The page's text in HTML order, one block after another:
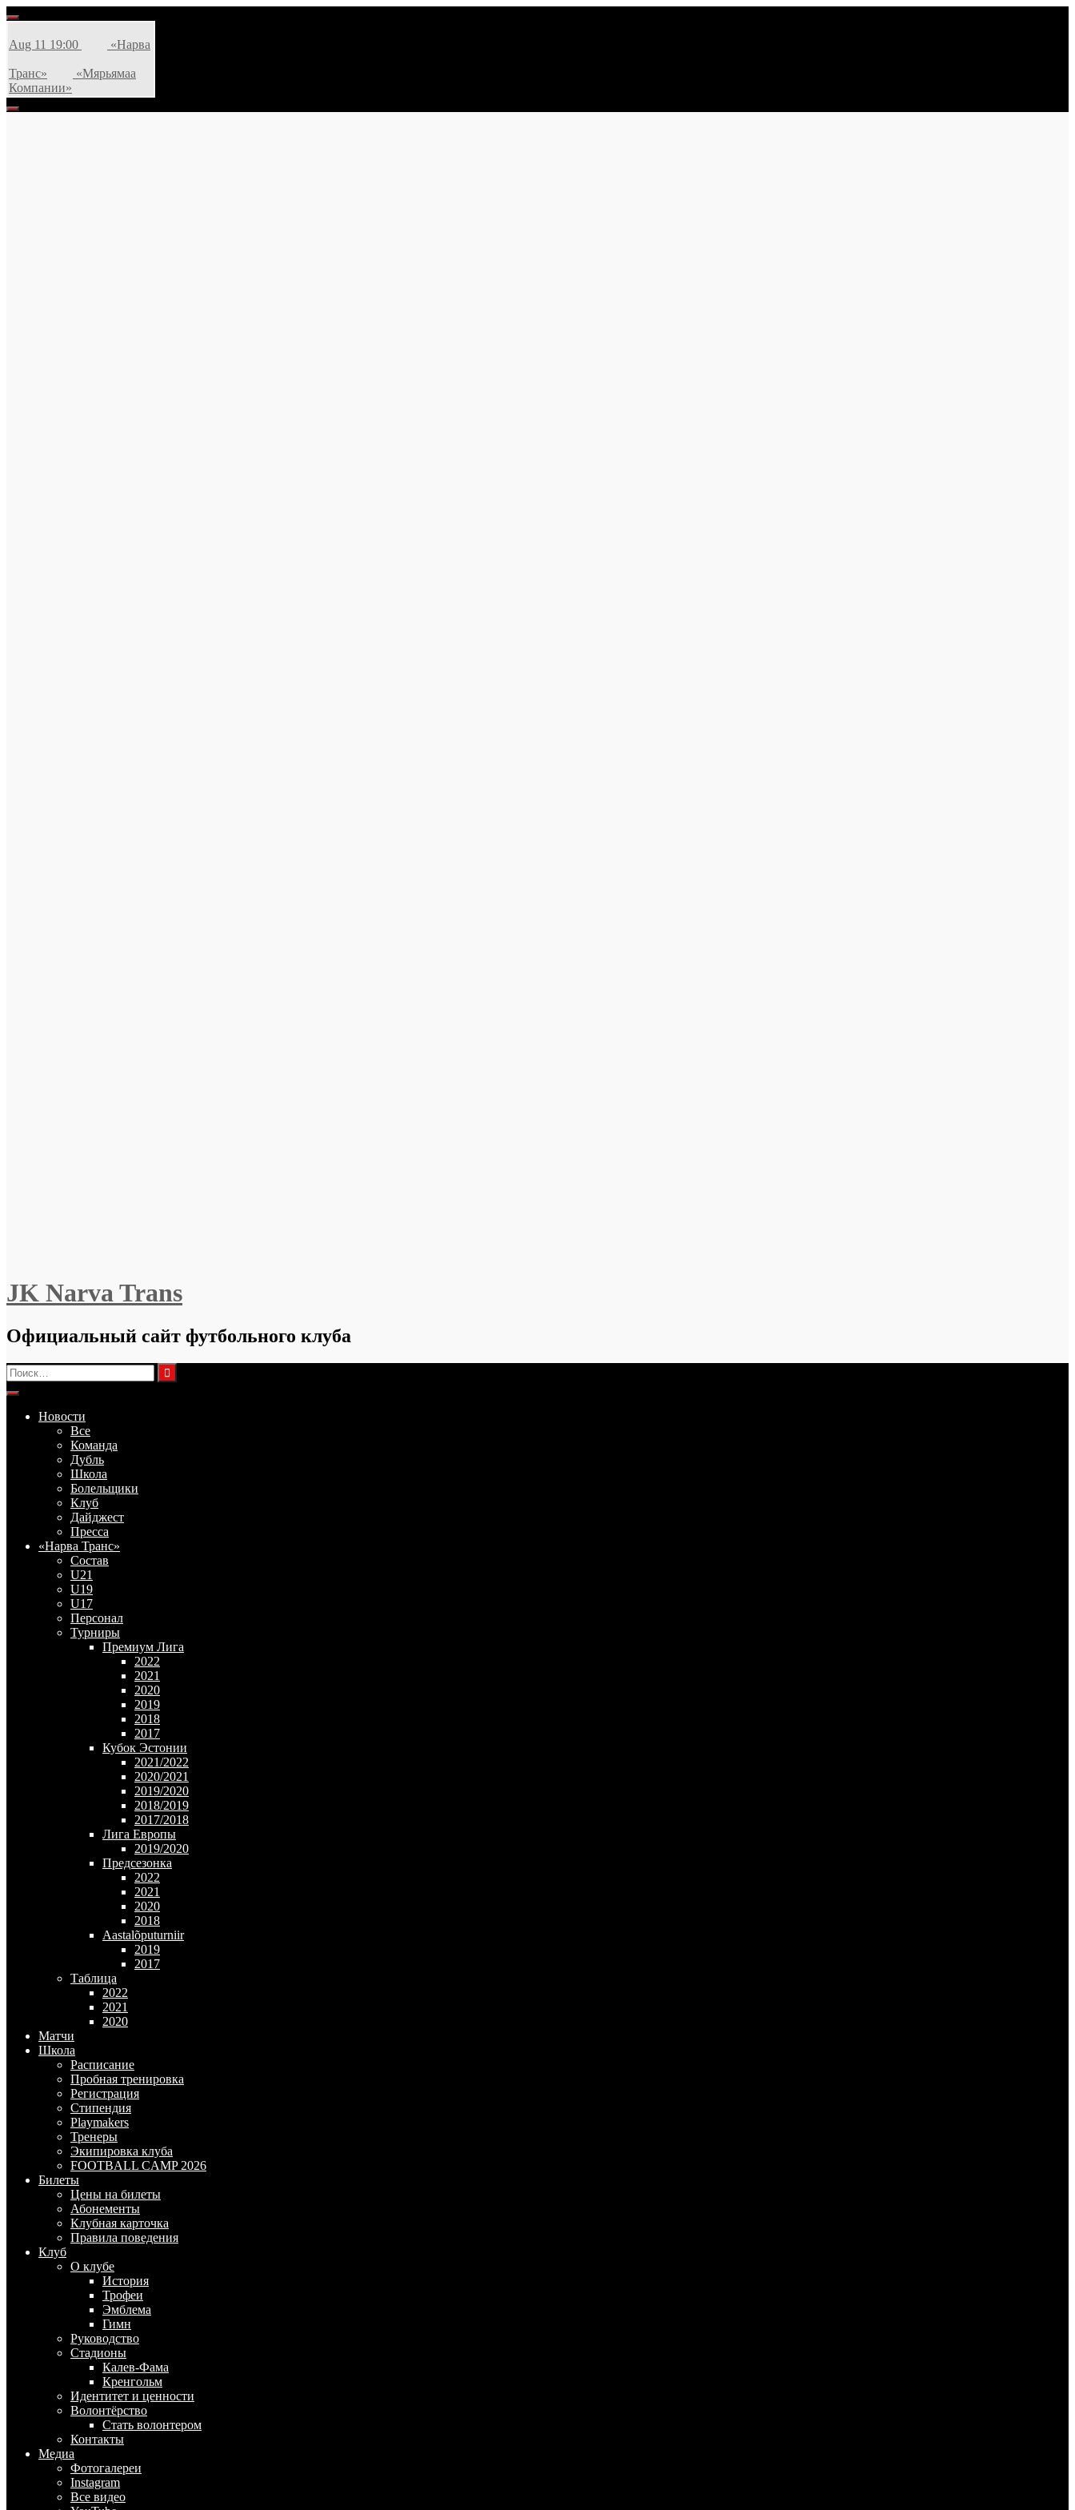
Skip
content
Aug 11 19:00 «Нарва
Транс»
«Мярьямаа
Компании»
JK Narva Trans
Официальный сайт футбольного клуба
Найти:
Новости
Все
Команда
Дубль
Школа
Болельщики
Клуб
Дайджест
Пресса
«Нарва Транс»
Состав
U21
U19
U17
Персонал
Турниры
Премиум Лига
2022
2021
2020
2019
2018
2017
Кубок Эстонии
2021/2022
2020/2021
2019/2020
2018/2019
2017/2018
Лига Европы
2019/2020
Предсезонка
2022
2021
2020
2018
Aastalõputurniir
2019
2017
Таблица
2022
2021
2020
Матчи
Школа
Расписание
Пробная тренировка
Регистрация
Стипендия
Playmakers
Тренеры
Экипировка клуба
FOOTBALL CAMP 2026
Билеты
Цены на билеты
Абонементы
Клубная карточка
Правила поведения
Клуб
О клубе
История
Трофеи
Эмблема
Гимн
Руководство
Стадионы
Калев-Фама
Кренгольм
Идентитет и ценности
Волонтёрство
Стать волонтером
Контакты
Медиа
Фотогалереи
Instagram
Все видео